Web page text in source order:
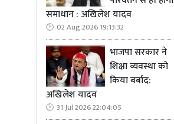
समाधान : अखिलेश यादव
02 Aug 2026 19:13:32
भाजपा सरकार ने
शिक्षा व्यवस्था को
किया बर्बाद:
अखिलेश यादव
31 Jul 2026 22:04:05